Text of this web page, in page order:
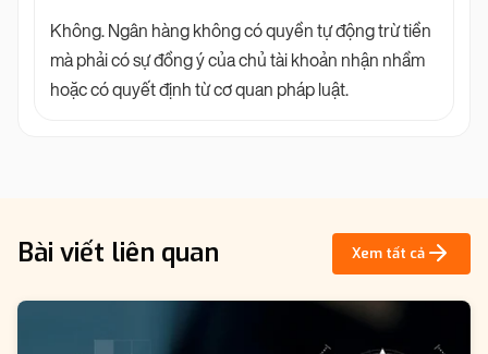
Không. Ngân hàng không có quyền tự động trừ tiền
mà phải có sự đồng ý của chủ tài khoản nhận nhầm
hoặc có quyết định từ cơ quan pháp luật.
Bài viết liên quan Xem tất cả